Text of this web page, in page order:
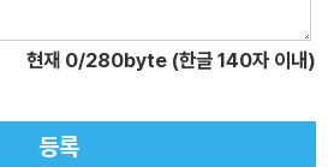
태의 유전의 메커니즘을, 그림을 바탕으로
닮은 경우가 많으며, 누구나 금방 알 수 있
현재 0/280byte (한글 140자 이내)
등록